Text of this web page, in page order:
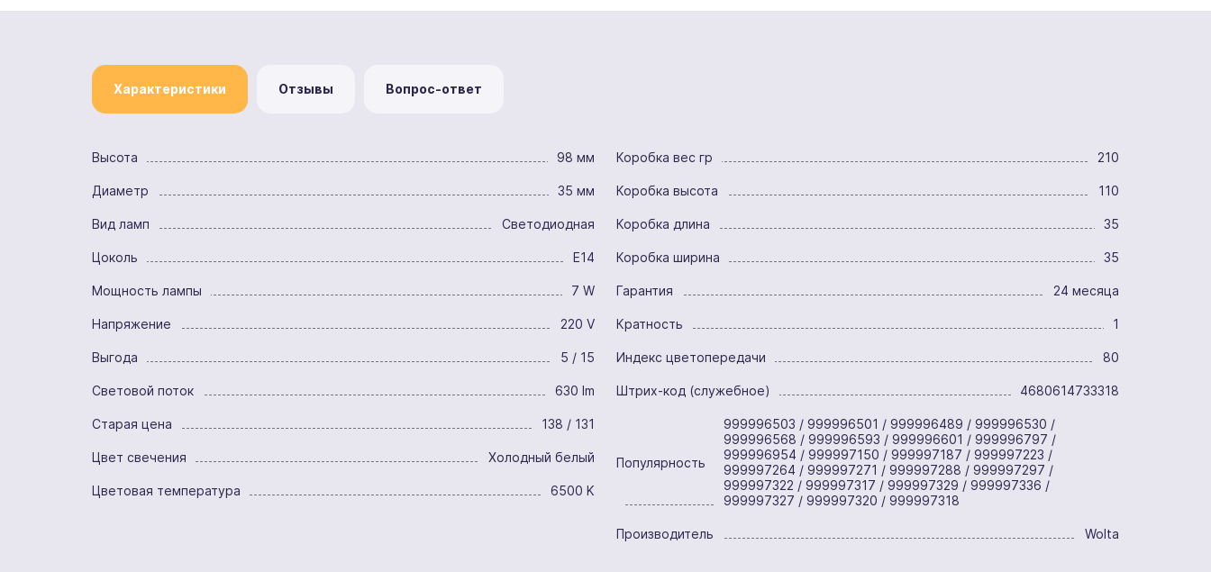
Характеристики Отзывы Вопрос-ответ
Высота 98 мм
Диаметр 35 мм
Вид ламп Светодиодная
Цоколь E14
Мощность лампы 7 W
Напряжение 220 V
Выгода 5 / 15
Световой поток 630 lm
Старая цена 138 / 131
Цвет свечения Холодный белый
Цветовая температура 6500 K
Коробка вес гр 210
Коробка высота 110
Коробка длина 35
Коробка ширина 35
Гарантия 24 месяца
Кратность 1
Индекс цветопередачи 80
Штрих-код (служебное) 4680614733318
Популярность
999996503 / 999996501 / 999996489 / 999996530 /
999996568 / 999996593 / 999996601 / 999996797 /
999996954 / 999997150 / 999997187 / 999997223 /
999997264 / 999997271 / 999997288 / 999997297 /
999997322 / 999997317 / 999997329 / 999997336 /
999997327 / 999997320 / 999997318
Производитель Wolta